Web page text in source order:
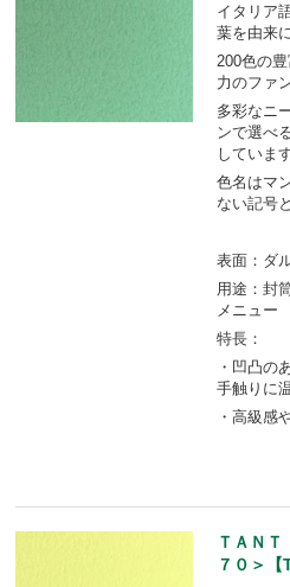
イタリア
葉を由来
200色の
力のファ
多彩なニ
ンで選べ
しています
色名はマ
ない記号
表面：ダ
用途：封
メニュー
特長：
・凹凸の
手触りに
・高級感
ＴＡＮ
７０＞【